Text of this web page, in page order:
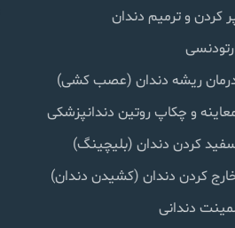
کردن و ترمیم دندان
ریشه دندان (عصب کشی)
و چکاپ روتین دندانپزشکی
کردن دندان (بلیچینگ)
کردن دندان (کشیدن دندان)
دندانی